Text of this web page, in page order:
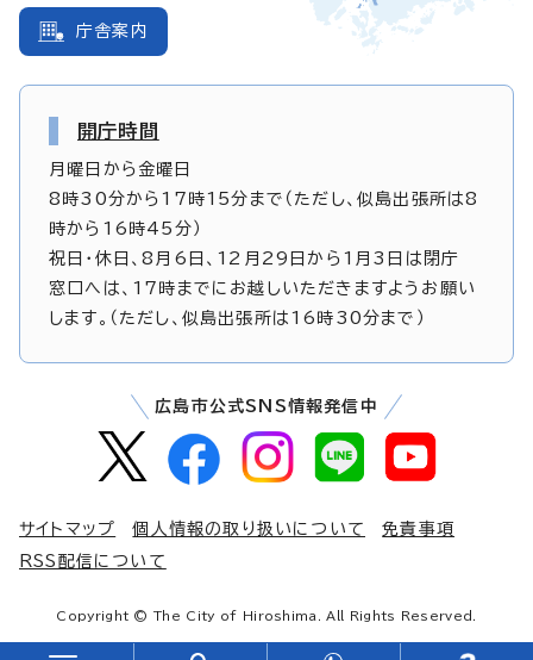
庁舎案内
開庁時間
月曜日から金曜日
8時30分から17時15分まで（ただし、似島出張所は8
時から16時45分）
祝日・休日、8月6日、12月29日から1月3日は閉庁
窓口へは、17時までにお越しいただきますようお願い
します。（ただし、似島出張所は16時30分まで）
広島市公式SNS情報発信中
サイトマップ 個人情報の取り扱いについて
免責事項
RSS配信について
Copyright © The City of Hiroshima. All Rights Reserved.